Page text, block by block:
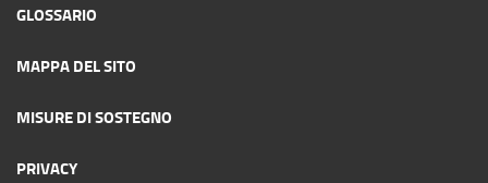
GLOSSARIO
MAPPA DEL SITO
MISURE DI SOSTEGNO
PRIVACY